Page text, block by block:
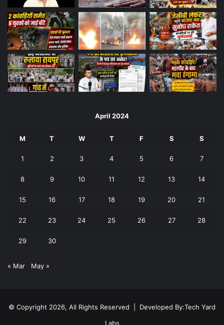
April 2024
M T W T F S S
1 2 3 4 5 6 7
8 9 10 11 12 13 14
15 16 17 18 19 20 21
22 23 24 25 26 27 28
29 30
« Mar May »
© Copyright 2026, All Rights Reserved | Developed By:Tech Yard
Labs